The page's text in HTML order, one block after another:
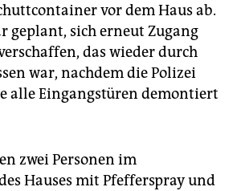
vor dem Haus ab.
geplant, sich erneut Zugang
das wieder durch
war, nachdem die Polizei
alle Eingangstüren demontiert
zwei Personen im
Hauses mit Pfefferspray und